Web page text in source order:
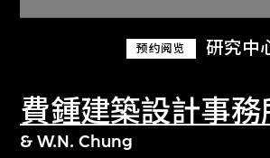
预约阅览 研究中
費鍾建築設計事務
& W.N. Chung
关于M+藏品
探索世界顶级的二十及二十
文化藏品。